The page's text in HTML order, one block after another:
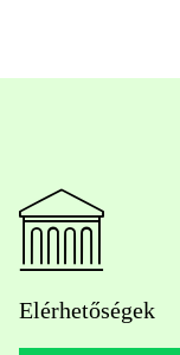
Elérhetőségek